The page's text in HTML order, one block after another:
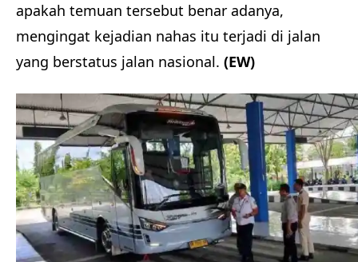
apakah temuan tersebut benar adanya,
mengingat kejadian nahas itu terjadi di jalan
yang berstatus jalan nasional. (EW)